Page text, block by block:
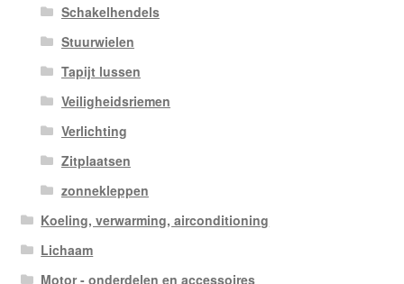
Schakelhendels
Stuurwielen
Tapijt lussen
Veiligheidsriemen
Verlichting
Zitplaatsen
zonnekleppen
Koeling, verwarming, airconditioning
Lichaam
Motor - onderdelen en accessoires